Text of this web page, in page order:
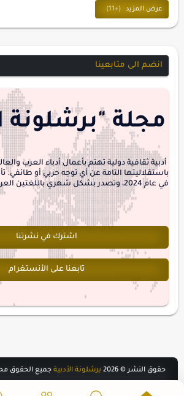
المسرح
هايكو
interview
انضم الى متابعينا
مجلة "برشلونة
أدبية ثقافية دولية تهتم بأعمال أدباء العرب
باستقلاليتها التامة عن أي توجه حزبي أو
في عام 2024، وتصدر بشكل شهري باللغتين العربية والإنجليزية.
اشترك في نشرتنا
تابعنا على الأنستغرام
حقوق النشر © 2026 برشلونة الأدبية جميع الحقوق